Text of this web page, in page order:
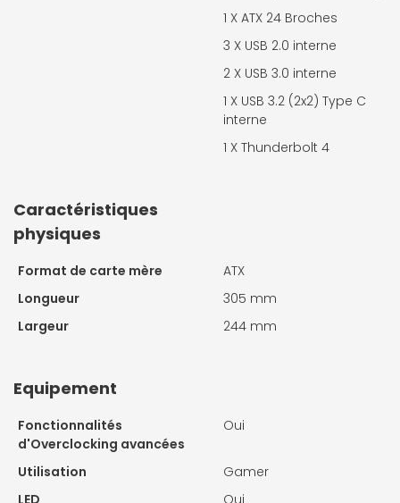
1 X ATX 24 Broches
3 X USB 2.0 interne
2 X USB 3.0 interne
1 X USB 3.2 (2x2) Type C
interne
1 X Thunderbolt 4
Caractéristiques
physiques
Format de carte mère
ATX
Longueur
305 mm
Largeur
244 mm
Equipement
Fonctionnalités
d'Overclocking avancées
Oui
Utilisation
Gamer
LED
Oui